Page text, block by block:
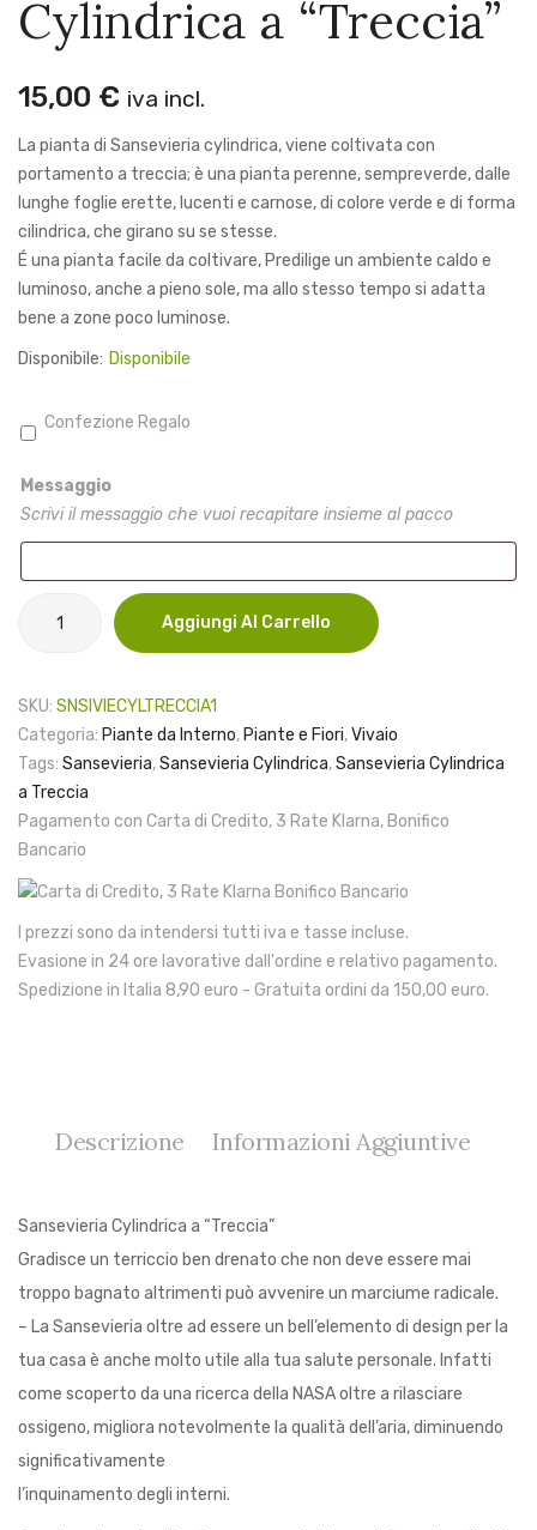
Tracking Ordine
Contatti
Cookie Policy
Resi e Rimborsi
Termini e Condizioni
Spedizione Gratuita Per ordini da
150,00€
Servizio Clienti: +39 329 70 46
134
Pianta
Cylindrica a “Treccia”
15,00 € iva incl.
La pianta di Sansevieria cylindrica, viene coltivata con
portamento a treccia; è una pianta perenne, sempreverde, dalle
lunghe foglie erette, lucenti e carnose, di colore verde e di forma
cilindrica, che girano su se stesse.
É una pianta facile da coltivare, Predilige un ambiente caldo e
luminoso, anche a pieno sole, ma allo stesso tempo si adatta
bene a zone poco luminose.
Disponibile: Disponibile
SI Confezione Regalo
Messaggio
Scrivi il messaggio che vuoi recapitare insieme al pacco
Sansevieria
"Treccia"
quantità
Aggiungi Al Carrello
SKU: SNSIVIECYLTRECCIA1
Categoria: Piante da Interno,Piante e Fiori,Vivaio
Tags: Sansevieria,Sansevieria Cylindrica,Sansevieria Cylindrica
a Treccia
Pagamento con Carta di Credito, 3 Rate Klarna, Bonifico
Bancario
I prezzi sono da intendersi tutti iva e tasse incluse.
Evasione in 24 ore lavorative dall'ordine e relativo pagamento.
Spedizione in Italia 8,90 euro - Gratuita ordini da 150,00 euro.
Descrizione Informazioni Aggiuntive
Sansevieria Cylindrica a “Treccia”
Gradisce un terriccio ben drenato che non deve essere mai
troppo bagnato altrimenti può avvenire un marciume radicale.
– La Sansevieria oltre ad essere un bell’elemento di design per la
tua casa è anche molto utile alla tua salute personale. Infatti
come scoperto da una ricerca della NASA oltre a rilasciare
ossigeno, migliora notevolmente la qualità dell’aria, diminuendo
significativamente
l’inquinamento degli interni.